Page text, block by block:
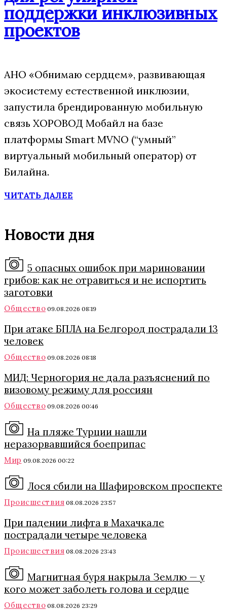
поддержки инклюзивных
проектов
АНО «Обнимаю сердцем», развивающая
экосистему естественной инклюзии,
запустила брендированную мобильную
связь ХОРОВОД Мобайл на базе
платформы Smart MVNO (“умный”
виртуальный мобильный оператор) от
Билайна.
ЧИТАТЬ ДАЛЕЕ
Новости дня
5 опасных ошибок при мариновании
грибов: как не отравиться и не испортить
заготовки
Общество 09.08.2026 08:19
При атаке БПЛА на Белгород пострадали 13
человек
Общество 09.08.2026 08:18
МИД: Черногория не дала разъяснений по
визовому режиму для россиян
Общество 09.08.2026 00:46
На пляже Турции нашли
неразорвавшийся боеприпас
Мир 09.08.2026 00:22
Лося сбили на Шафировском проспекте
Происшествия 08.08.2026 23:57
При падении лифта в Махачкале
пострадали четыре человека
Происшествия 08.08.2026 23:43
Магнитная буря накрыла Землю — у
кого может заболеть голова и сердце
Общество 08.08.2026 23:29